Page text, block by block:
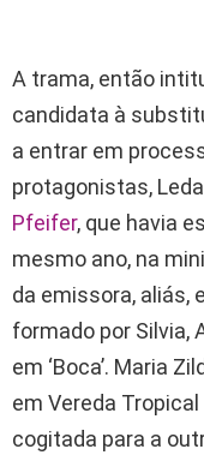
A trama, então
candidata à
a entrar em
protagonistas,
Pfeifer, que havia
mesmo ano, na
da emissora, aliás,
formado por Silvia,
em ‘Boca’. Maria
em Vereda
cogitada para a